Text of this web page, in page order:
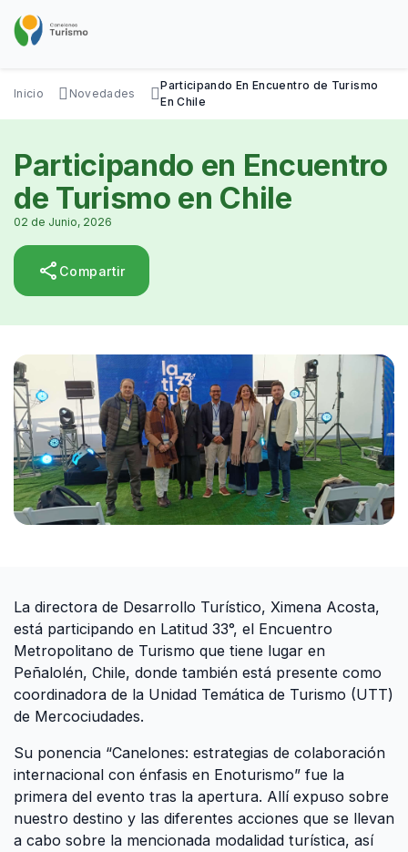
contenido
SOBRE NOSOTROS
DISFRUTÁ
DATOS ÚTILES
Inicio Novedades
Participando En Encuentro de Turismo
En Chile
Participando en Encuentro
de Turismo en Chile
02 de Junio, 2026
share Compartir
La directora de Desarrollo Turístico, Ximena Acosta,
está participando en Latitud 33°, el Encuentro
Metropolitano de Turismo que tiene lugar en
Peñalolén, Chile, donde también está presente como
coordinadora de la Unidad Temática de Turismo (UTT)
de Mercociudades.
Su ponencia “Canelones: estrategias de colaboración
internacional con énfasis en Enoturismo” fue la
primera del evento tras la apertura. Allí expuso sobre
nuestro destino y las diferentes acciones que se llevan
a cabo sobre la mencionada modalidad turística, así